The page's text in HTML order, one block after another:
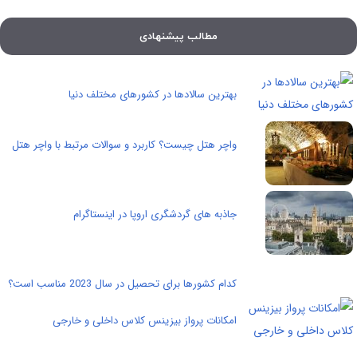
مطالب پیشنهادی
بهترین سالادها در کشورهای مختلف دنیا
واچر هتل چیست؟ کاربرد و سوالات مرتبط با واچر هتل
جاذبه های گردشگری اروپا در اینستاگرام
کدام کشورها برای تحصیل در سال 2023 مناسب است؟
امکانات پرواز بیزینس کلاس داخلی و خارجی